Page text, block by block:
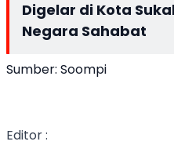
Digelar di Kota
Negara Sahabat
Sumber: Soompi
Editor :